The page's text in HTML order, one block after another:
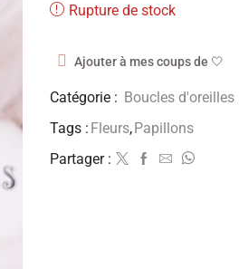
Rupture de stock
Ajouter à mes coups de 🤍
Catégorie : Boucles d'oreilles
Tags : Fleurs,Papillons
Partager :